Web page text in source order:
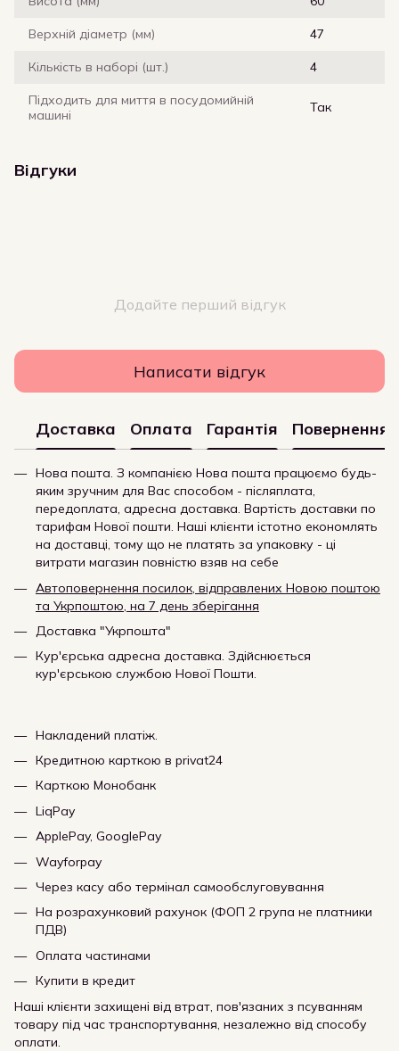
Верхній діаметр (мм) 47
Кількість в наборі (шт.) 4
Підходить для миття в посудомийній
машині
Так
Відгуки
Додайте перший відгук
Написати відгук
Доставка Оплата Гарантія Повернення
Нова пошта. З компанією Нова пошта працюємо будь-
яким зручним для Вас способом - післяплата,
передоплата, адресна доставка. Вартість доставки по
тарифам Нової пошти. Наші клієнти істотно економлять
на доставці, тому що не платять за упаковку - ці
витрати магазин повністю взяв на себе
Автоповернення посилок, відправлених Новою поштою
та Укрпоштою, на 7 день зберігання
Доставка "Укрпошта"
Кур'єрська адресна доставка. Здійснюється
кур'єрською службою Нової Пошти.
Накладений платіж.
Кредитною карткою в privat24
Карткою Монобанк
LiqPay
ApplePay, GooglePay
Wayforpay
Через касу або термінал самообслуговування
На розрахунковий рахунок (ФОП 2 група не платники
ПДВ)
Оплата частинами
Купити в кредит
Наші клієнти захищені від втрат, пов'язаних з псуванням
товару під час транспортування, незалежно від способу
оплати.